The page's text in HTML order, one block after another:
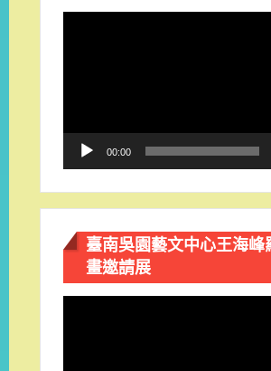
00:00
臺南吳園藝文中心王海峰
畫邀請展